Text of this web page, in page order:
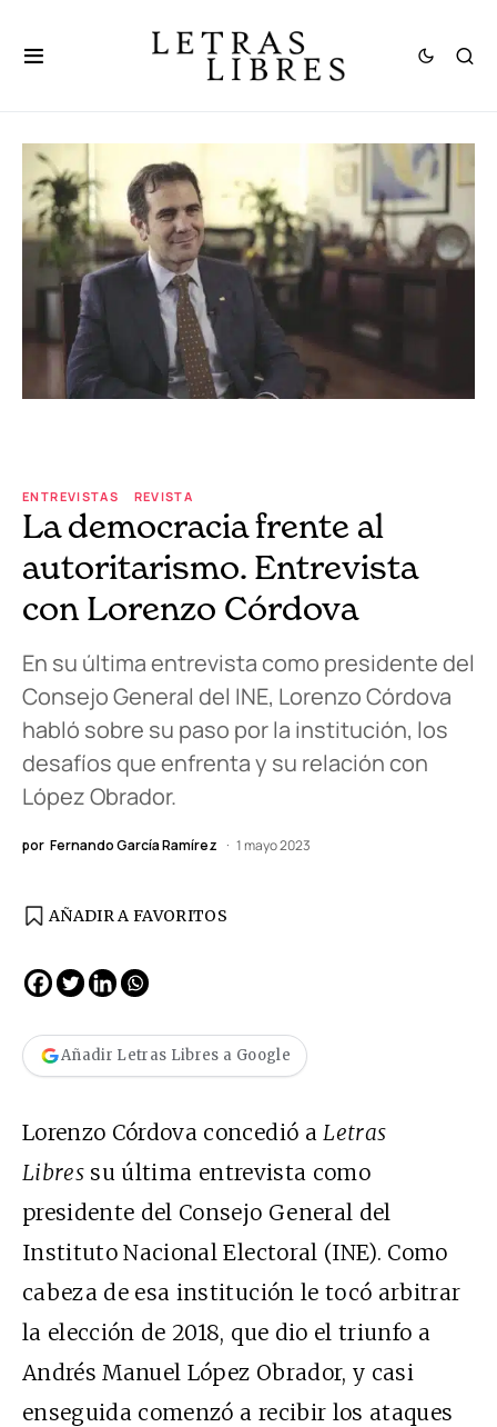
ENTREVISTAS REVISTA
La democracia frente al
autoritarismo. Entrevista
con Lorenzo Córdova
En su última entrevista como presidente del
Consejo General del INE, Lorenzo Córdova
habló sobre su paso por la institución, los
desafíos que enfrenta y su relación con
López Obrador.
por Fernando García Ramírez 1 mayo 2023
AÑADIR A FAVORITOS
Añadir Letras Libres a Google
Lorenzo Córdova concedió aLetras
Libres su última entrevista como
presidente del Consejo General del
Instituto Nacional Electoral (INE). Como
cabeza de esa institución le tocó arbitrar
la elección de 2018, que dio el triunfo a
Andrés Manuel López Obrador, y casi
enseguida comenzó a recibir los ataques